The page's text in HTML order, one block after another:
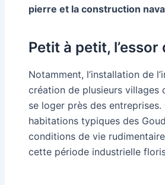
pierre et la construction
Petit à petit,
Notamment, l’installation de
création de plusieurs villages
se loger près des entreprises.
habitations typiques des
conditions de vie
cette période industrielle